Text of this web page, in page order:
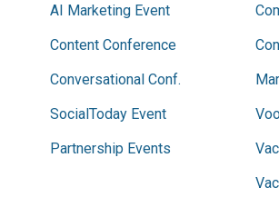
AI Marketing Event
Content Conference
Conversational Conf.
SocialToday Event
Partnership Events